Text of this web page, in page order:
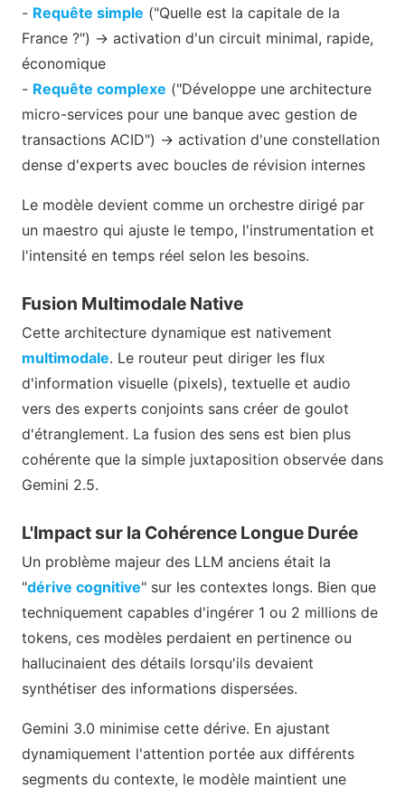
- Requête simple ("Quelle est la capitale de la
France ?") → activation d'un circuit minimal, rapide,
économique
- Requête complexe ("Développe une architecture
micro-services pour une banque avec gestion de
transactions ACID") → activation d'une constellation
dense d'experts avec boucles de révision internes
Le modèle devient comme un orchestre dirigé par
un maestro qui ajuste le tempo, l'instrumentation et
l'intensité en temps réel selon les besoins.
Fusion Multimodale Native
Cette architecture dynamique est nativement
multimodale. Le routeur peut diriger les flux
d'information visuelle (pixels), textuelle et audio
vers des experts conjoints sans créer de goulot
d'étranglement. La fusion des sens est bien plus
cohérente que la simple juxtaposition observée dans
Gemini 2.5.
L'Impact sur la Cohérence Longue Durée
Un problème majeur des LLM anciens était la
"dérive cognitive" sur les contextes longs. Bien que
techniquement capables d'ingérer 1 ou 2 millions de
tokens, ces modèles perdaient en pertinence ou
hallucinaient des détails lorsqu'ils devaient
synthétiser des informations dispersées.
Gemini 3.0 minimise cette dérive. En ajustant
dynamiquement l'attention portée aux différents
segments du contexte, le modèle maintient une